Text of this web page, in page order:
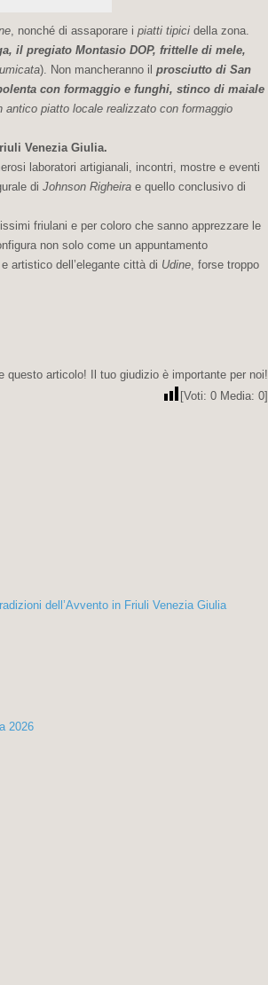
, nonché di assaporare i piatti tipici della zona.
il pregiato Montasio DOP, frittelle di mele,
). Non mancheranno il prosciutto di San
con formaggio e funghi, stinco di maiale
antico piatto locale realizzato con formaggio
Venezia Giulia.
laboratori artigianali, incontri, mostre e eventi
di Johnson Righeira e quello conclusivo di
friulani e per coloro che sanno apprezzare le
non solo come un appuntamento
artistico dell’elegante città di Udine , forse troppo
questo articolo! Il tuo giudizio è importante per noi!
[Voti: 0Media: 0]
dell’Avvento in Friuli Venezia Giulia
2026